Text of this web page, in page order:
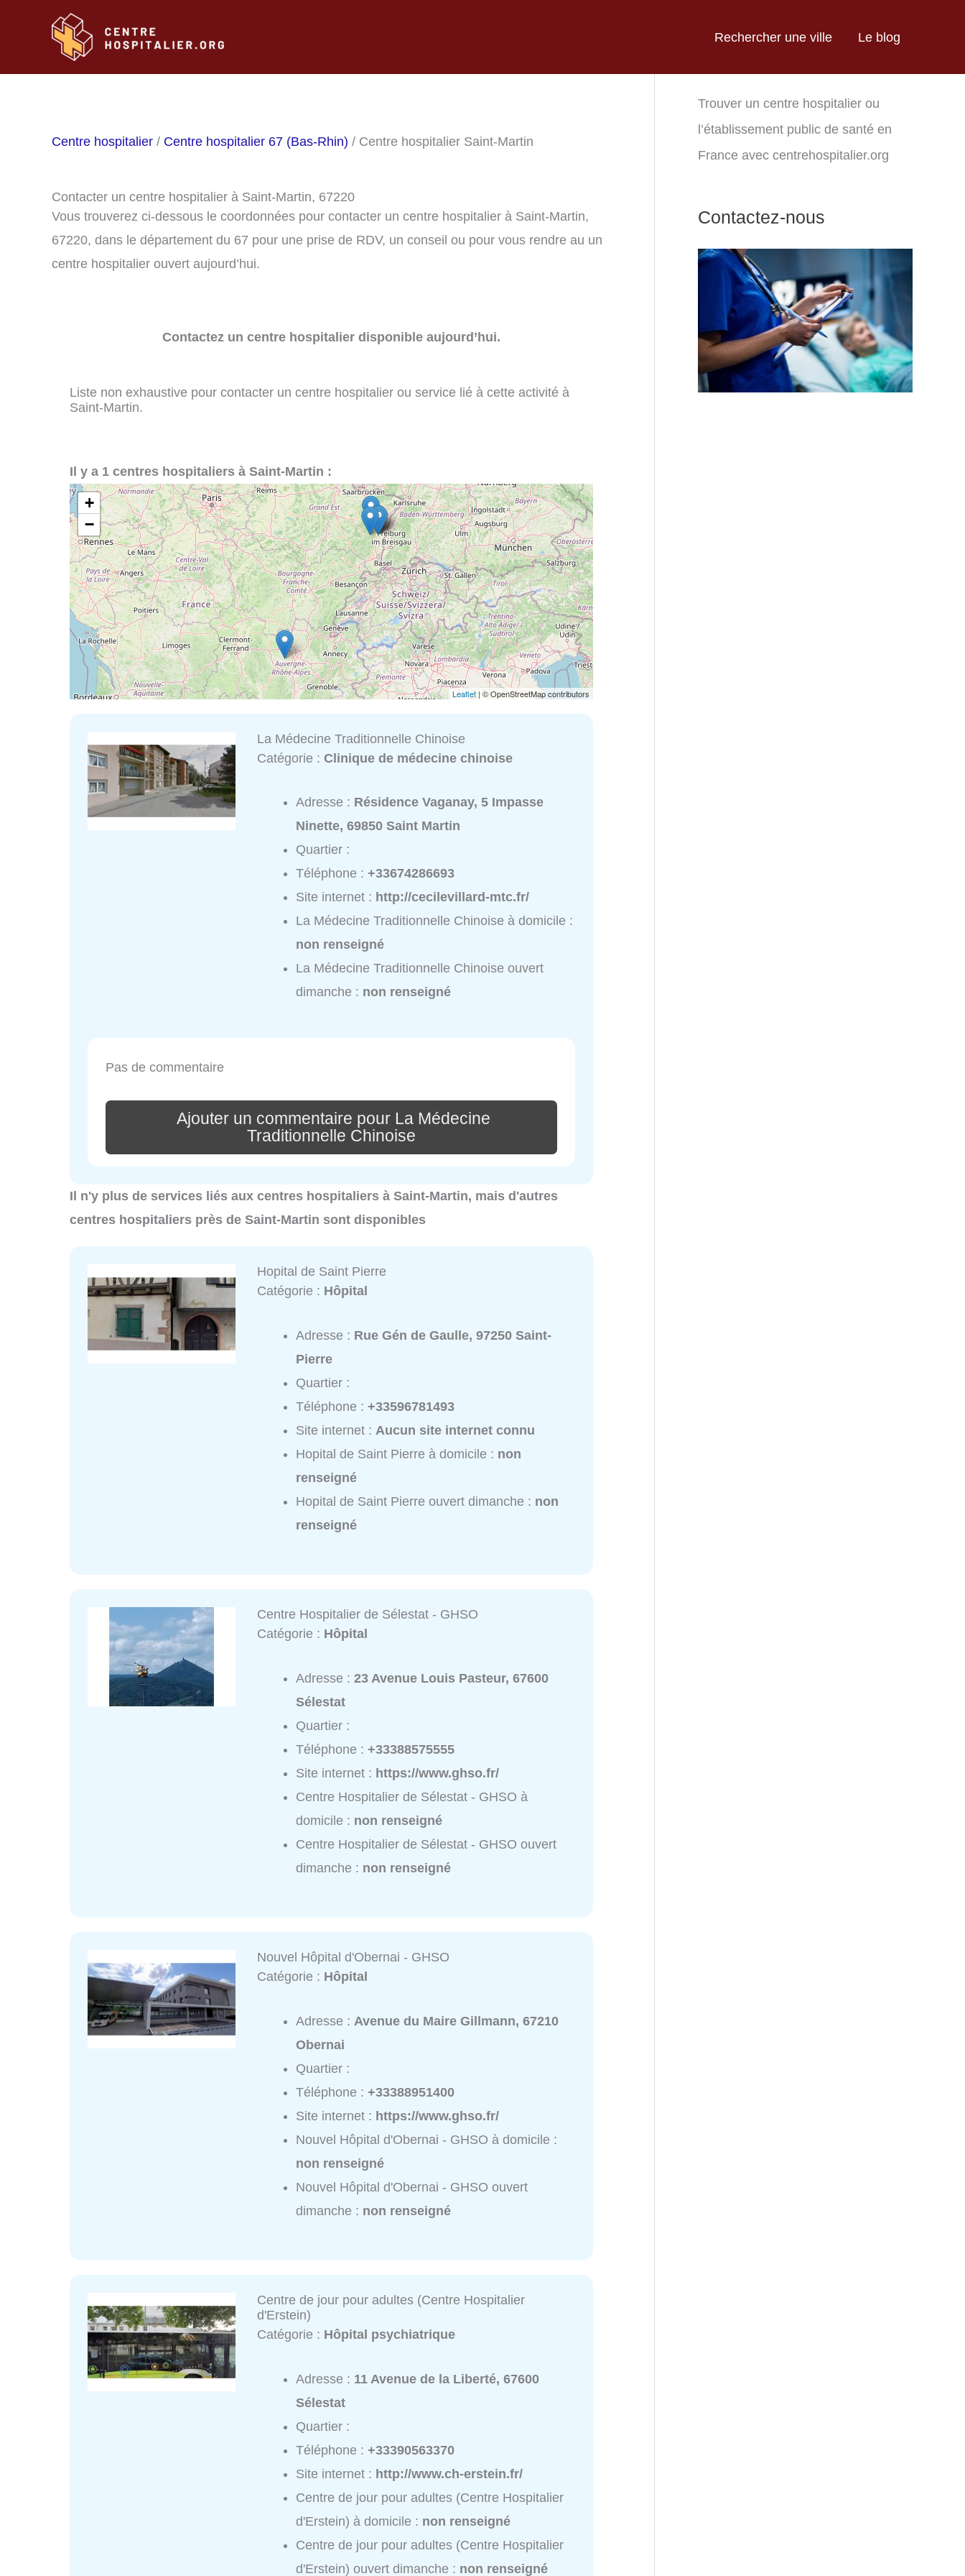
Rechercher une ville Le blog
Centre hospitalier / Centre hospitalier 67 (Bas-Rhin) / Centre hospitalier Saint-Martin
Contacter un centre hospitalier à Saint-Martin, 67220
Vous trouverez ci-dessous le coordonnées pour contacter un centre hospitalier à Saint-Martin,
67220, dans le département du 67 pour une prise de RDV, un conseil ou pour vous rendre au un
centre hospitalier ouvert aujourd’hui.
Contactez un centre hospitalier disponible aujourd’hui.
Liste non exhaustive pour contacter un centre hospitalier ou service lié à cette activité à
Saint-Martin.
Il y a 1 centres hospitaliers à Saint-Martin :
+
−
Leaflet | © OpenStreetMap contributors
La Médecine Traditionnelle Chinoise
Catégorie :Clinique de médecine chinoise
Adresse : Résidence Vaganay, 5 Impasse
Ninette, 69850 Saint Martin
Quartier :
Téléphone :+33674286693
Site internet : http://cecilevillard-mtc.fr/
La Médecine Traditionnelle Chinoise à domicile :
non renseigné
La Médecine Traditionnelle Chinoise ouvert
dimanche : non renseigné
Pas de commentaire
Ajouter un commentaire pour La Médecine
Traditionnelle Chinoise
Il n'y plus de services liés aux centres hospitaliers à Saint-Martin, mais d'autres
centres hospitaliers près de Saint-Martin sont disponibles
Hopital de Saint Pierre
Catégorie : Hôpital
Adresse : Rue Gén de Gaulle, 97250 Saint-
Pierre
Quartier :
Téléphone :+33596781493
Site internet :Aucun site internet connu
Hopital de Saint Pierre à domicile : non
renseigné
Hopital de Saint Pierre ouvert dimanche : non
renseigné
Centre Hospitalier de Sélestat - GHSO
Catégorie : Hôpital
Adresse :23 Avenue Louis Pasteur, 67600
Sélestat
Quartier :
Téléphone :+33388575555
Site internet : https://www.ghso.fr/
Centre Hospitalier de Sélestat - GHSO à
domicile : non renseigné
Centre Hospitalier de Sélestat - GHSO ouvert
dimanche : non renseigné
Nouvel Hôpital d'Obernai - GHSO
Catégorie : Hôpital
Adresse : Avenue du Maire Gillmann, 67210
Obernai
Quartier :
Téléphone :+33388951400
Site internet : https://www.ghso.fr/
Nouvel Hôpital d'Obernai - GHSO à domicile :
non renseigné
Nouvel Hôpital d'Obernai - GHSO ouvert
dimanche : non renseigné
Centre de jour pour adultes (Centre Hospitalier
d'Erstein)
Catégorie : Hôpital psychiatrique
Adresse : 11 Avenue de la Liberté, 67600
Sélestat
Quartier :
Téléphone :+33390563370
Site internet : http://www.ch-erstein.fr/
Centre de jour pour adultes (Centre Hospitalier
d'Erstein) à domicile : non renseigné
Centre de jour pour adultes (Centre Hospitalier
d'Erstein) ouvert dimanche : non renseigné
Trouver un centre hospitalier ou
l’établissement public de santé en
France avec centrehospitalier.org
Contactez-nous